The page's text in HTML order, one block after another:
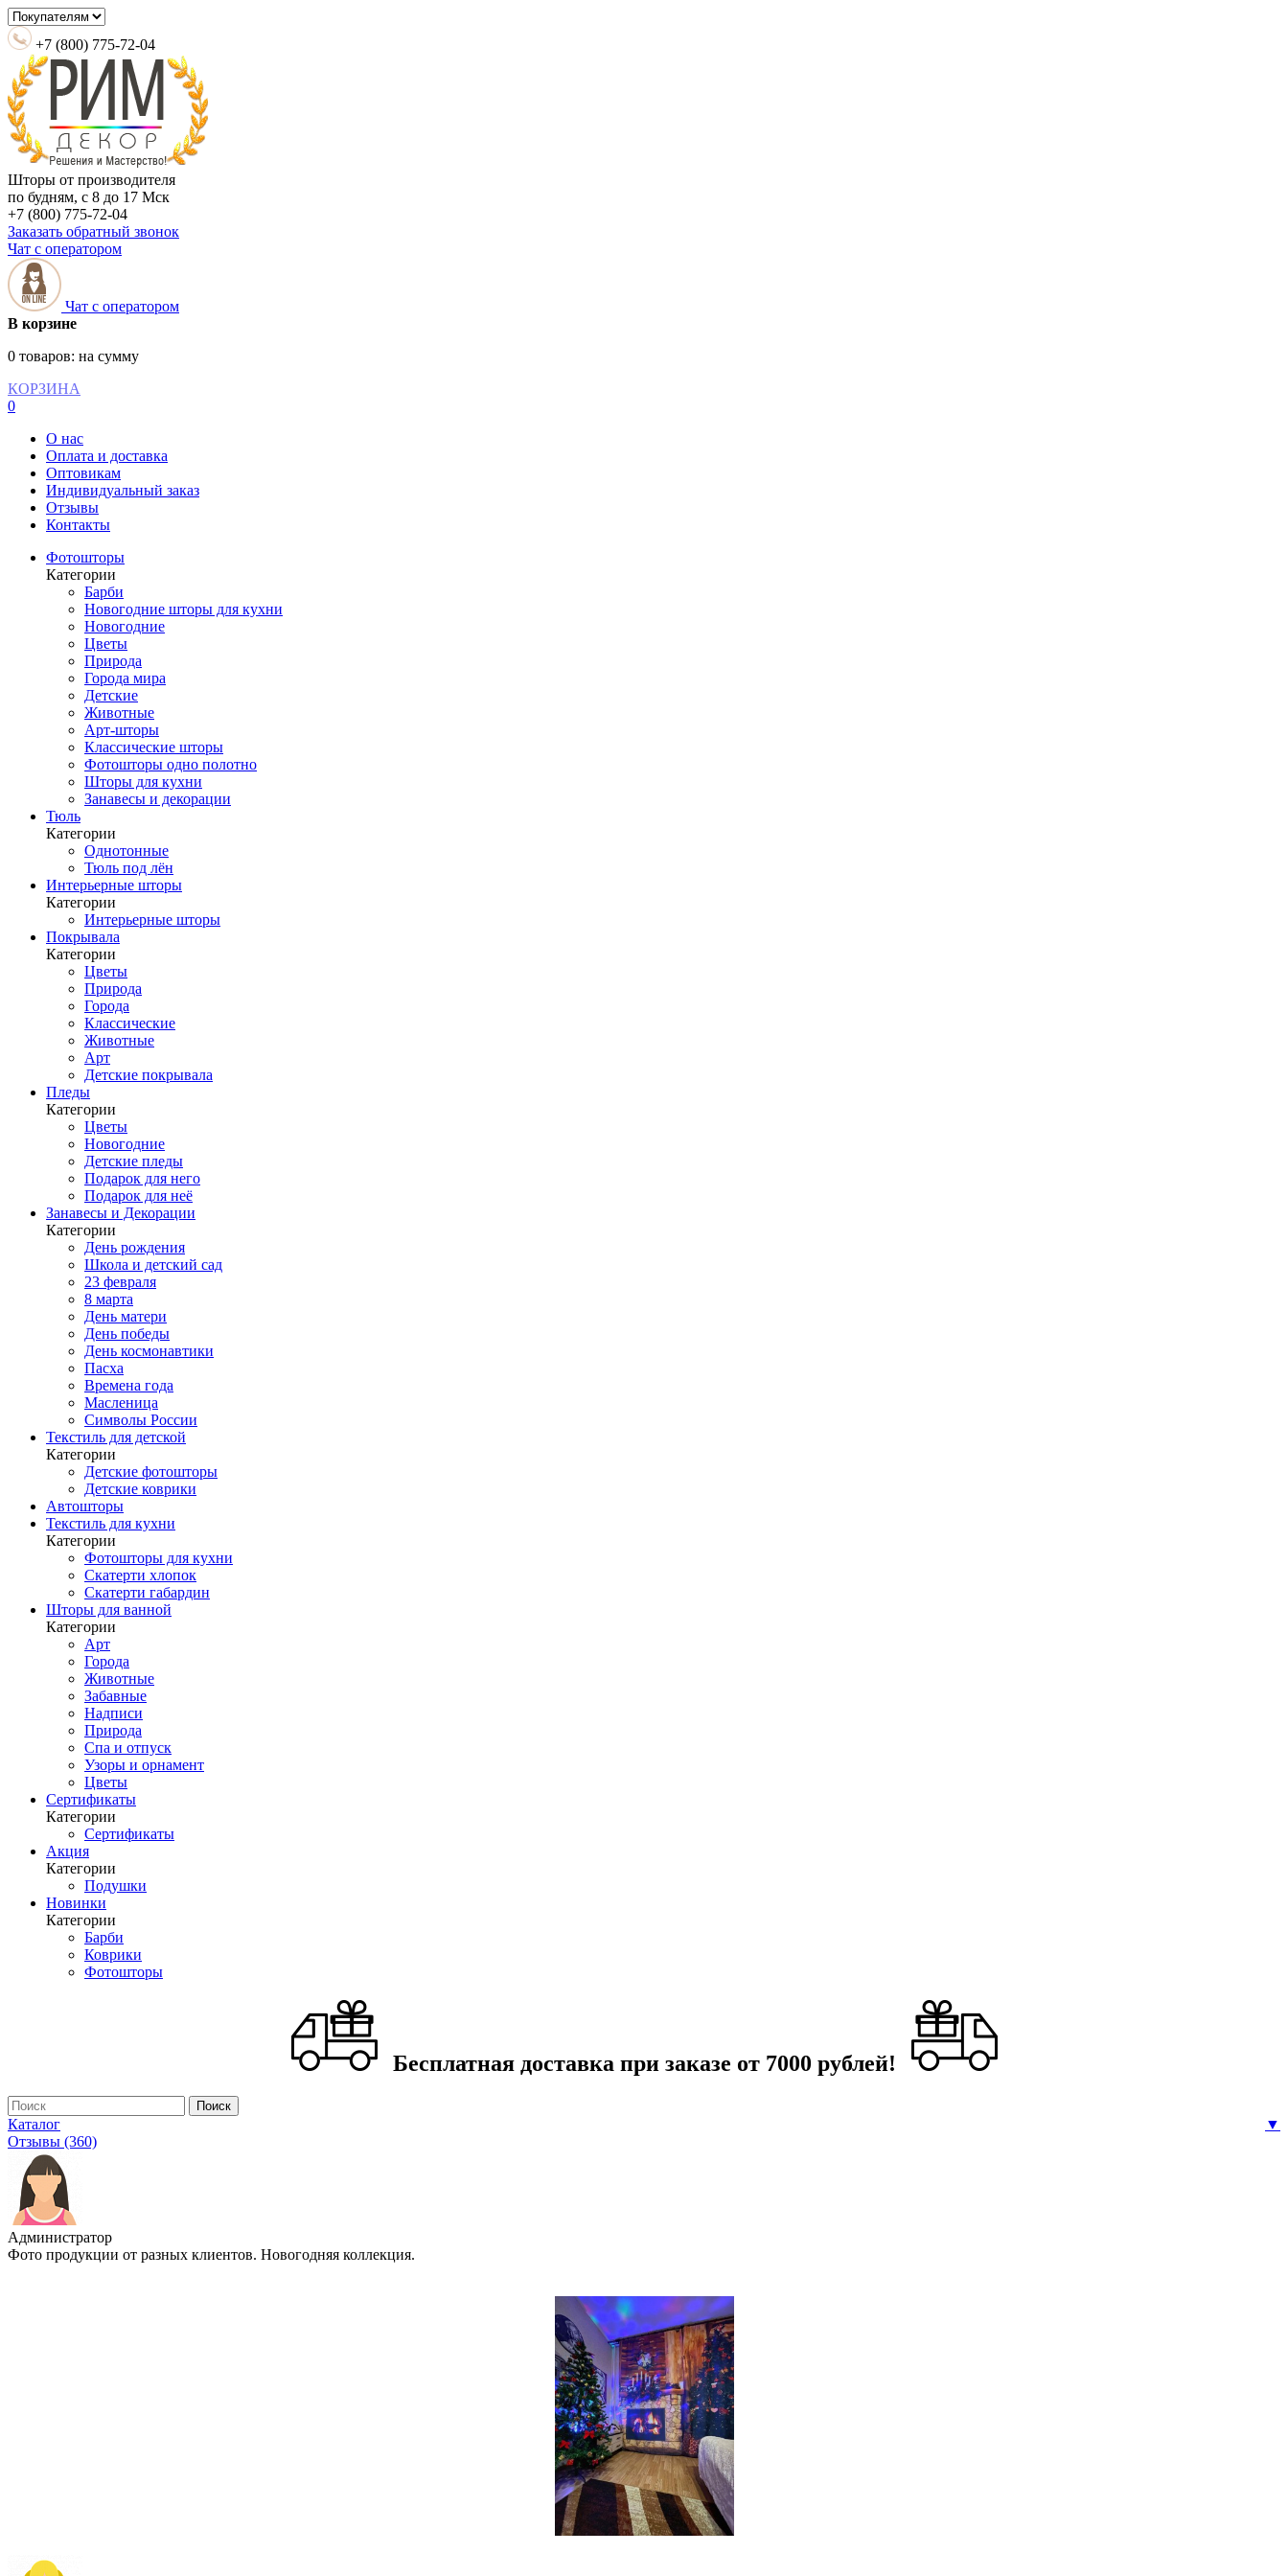
+7 (800) 775-72-04
Шторы от производителя
по будням, с 8 до 17 Мск
+7 (800) 775-72-04
Заказать обратный звонок
Чат с оператором
Чат с оператором
В корзине
0 товаров: на сумму
КОРЗИНА
0
О нас
Оплата и доставка
Оптовикам
Индивидуальный заказ
Отзывы
Контакты
Фотошторы
Категории
Барби
Новогодние шторы для кухни
Новогодние
Цветы
Природа
Города мира
Детские
Животные
Арт-шторы
Классические шторы
Фотошторы одно полотно
Шторы для кухни
Занавесы и декорации
Тюль
Категории
Однотонные
Тюль под лён
Интерьерные шторы
Категории
Интерьерные шторы
Покрывала
Категории
Цветы
Природа
Города
Классические
Животные
Арт
Детские покрывала
Пледы
Категории
Цветы
Новогодние
Детские пледы
Подарок для него
Подарок для неё
Занавесы и Декорации
Категории
День рождения
Школа и детский сад
23 февраля
8 марта
День матери
День победы
День космонавтики
Пасха
Времена года
Масленица
Символы России
Текстиль для детской
Категории
Детские фотошторы
Детские коврики
Автошторы
Текстиль для кухни
Категории
Фотошторы для кухни
Скатерти хлопок
Скатерти габардин
Шторы для ванной
Категории
Арт
Города
Животные
Забавные
Надписи
Природа
Спа и отпуск
Узоры и орнамент
Цветы
Сертификаты
Категории
Сертификаты
Акция
Категории
Подушки
Новинки
Категории
Барби
Коврики
Фотошторы
Бесплатная доставка при заказе от 7000 рублей!
Каталог
▼
Отзывы (360)
Администратор
Фото продукции от разных клиентов. Новогодняя коллекция.